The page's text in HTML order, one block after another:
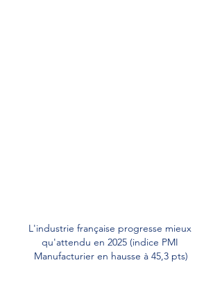
L'industrie française progresse mieux
qu'attendu en 2025 (indice PMI
Manufacturier en hausse à 45,3 pts)